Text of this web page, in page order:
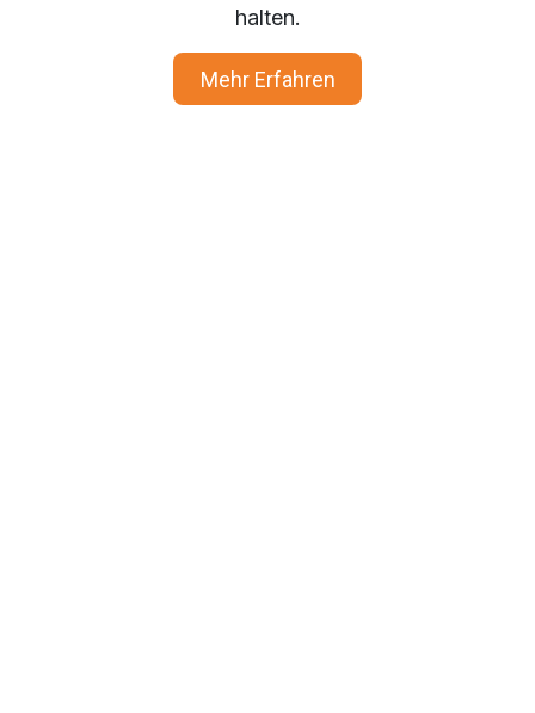
halten.
Mehr Erfahren